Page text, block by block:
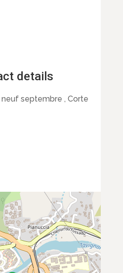
details
neuf septembre , Corte